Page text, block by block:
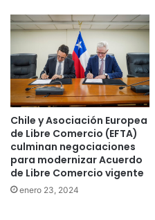
Chile y Asociación Europea
de Libre Comercio (EFTA)
culminan negociaciones
para modernizar Acuerdo
de Libre Comercio vigente
enero 23, 2024